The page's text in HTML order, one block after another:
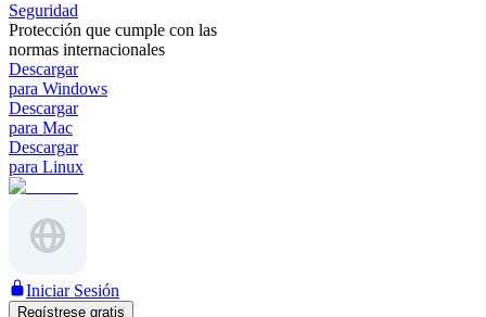
Seguridad
Protección que cumple con las
normas internacionales
Descargar
para Windows
Descargar
para Mac
Descargar
para Linux
Iniciar Sesión
Regístrese gratis